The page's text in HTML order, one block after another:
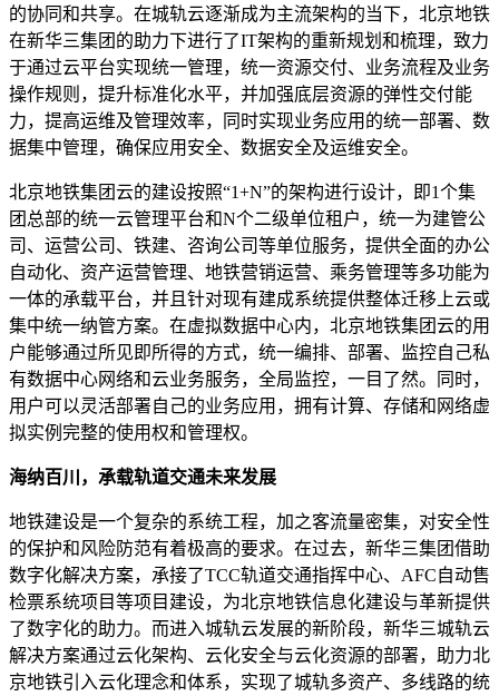
的协同和共享。在城轨云逐渐成为主流架构的当下，北京地铁
在新华三集团的助力下进行了IT架构的重新规划和梳理，致力
于通过云平台实现统一管理，统一资源交付、业务流程及业务
操作规则，提升标准化水平，并加强底层资源的弹性交付能
力，提高运维及管理效率，同时实现业务应用的统一部署、数
据集中管理，确保应用安全、数据安全及运维安全。
北京地铁集团云的建设按照“1+N”的架构进行设计，即1个集
团总部的统一云管理平台和N个二级单位租户，统一为建管公
司、运营公司、铁建、咨询公司等单位服务，提供全面的办公
自动化、资产运营管理、地铁营销运营、乘务管理等多功能为
一体的承载平台，并且针对现有建成系统提供整体迁移上云或
集中统一纳管方案。在虚拟数据中心内，北京地铁集团云的用
户能够通过所见即所得的方式，统一编排、部署、监控自己私
有数据中心网络和云业务服务，全局监控，一目了然。同时，
用户可以灵活部署自己的业务应用，拥有计算、存储和网络虚
拟实例完整的使用权和管理权。
海纳百川，承载轨道交通未来发展
地铁建设是一个复杂的系统工程，加之客流量密集，对安全性
的保护和风险防范有着极高的要求。在过去，新华三集团借助
数字化解决方案，承接了TCC轨道交通指挥中心、AFC自动售
检票系统项目等项目建设，为北京地铁信息化建设与革新提供
了数字化的助力。而进入城轨云发展的新阶段，新华三城轨云
解决方案通过云化架构、云化安全与云化资源的部署，助力北
京地铁引入云化理念和体系，实现了城轨多资产、多线路的统